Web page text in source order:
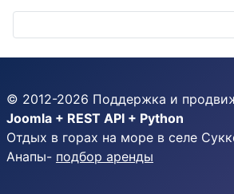
© 2012-2026 Поддержка и
Joomla + REST API + Python
Отдых в горах на море в селе
Анапы- подбор аренды